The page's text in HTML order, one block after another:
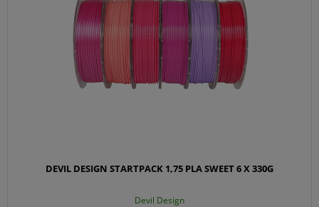
DEVIL DESIGN STARTPACK 1,75 PLA SWEET 6 X 330G
Devil Design